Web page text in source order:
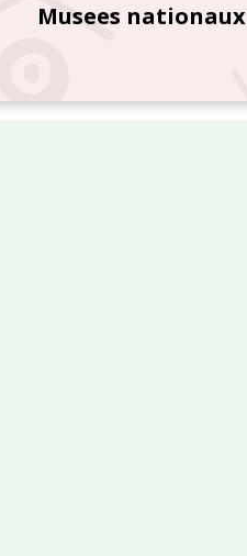
Musees nationaux